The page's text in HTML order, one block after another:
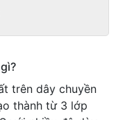
trên dây chuyền
thành từ 3 lớp